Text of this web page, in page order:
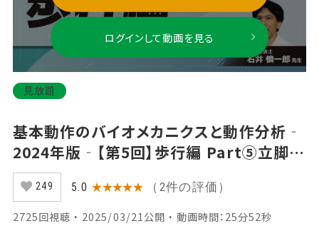
ログインして動画を見る
見放題
基本動作のバイオメカニクスと動作分析‐
2024年版‐【第5回】歩行編 Part⑤立脚後
期
249 5.0 ★★★★★ （2件の評価）
2725回視聴 ・ 2025/03/21公開 ・ 動画時間：25分52秒